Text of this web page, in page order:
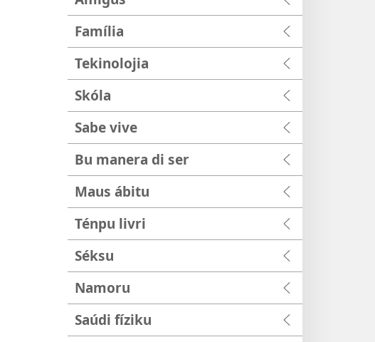
Família
Tekinolojia
Skóla
Sabe vive
Bu manera di ser
Maus ábitu
Ténpu livri
Séksu
Namoru
Saúdi fíziku